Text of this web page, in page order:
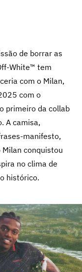
de borrar as
White™ tem
com o Milan,
com o
primeiro da collab
A camisa,
manifesto,
conquistou
no clima de
histórico.